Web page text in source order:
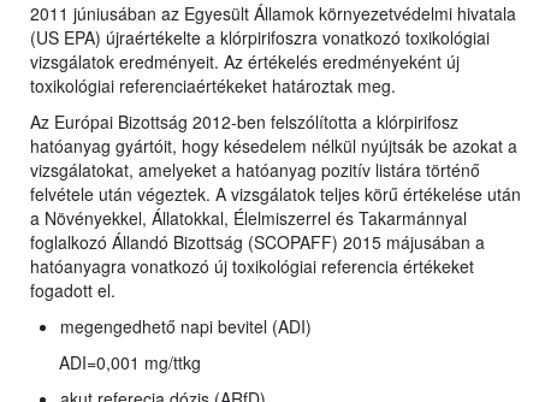
2011 júniusában az Egyesült Államok környezetvédelmi hivatala
(US EPA) újraértékelte a klórpirifoszra vonatkozó toxikológiai
vizsgálatok eredményeit. Az értékelés eredményeként új
toxikológiai referenciaértékeket határoztak meg.
Az Európai Bizottság 2012-ben felszólította a klórpirifosz
hatóanyag gyártóit, hogy késedelem nélkül nyújtsák be azokat a
vizsgálatokat, amelyeket a hatóanyag pozitív listára történő
felvétele után végeztek. A vizsgálatok teljes körű értékelése után
a Növényekkel, Állatokkal, Élelmiszerrel és Takarmánnyal
foglalkozó Állandó Bizottság (SCOPAFF) 2015 májusában a
hatóanyagra vonatkozó új toxikológiai referencia értékeket
fogadott el.
megengedhető napi bevitel (ADI)
ADI=0,001 mg/ttkg